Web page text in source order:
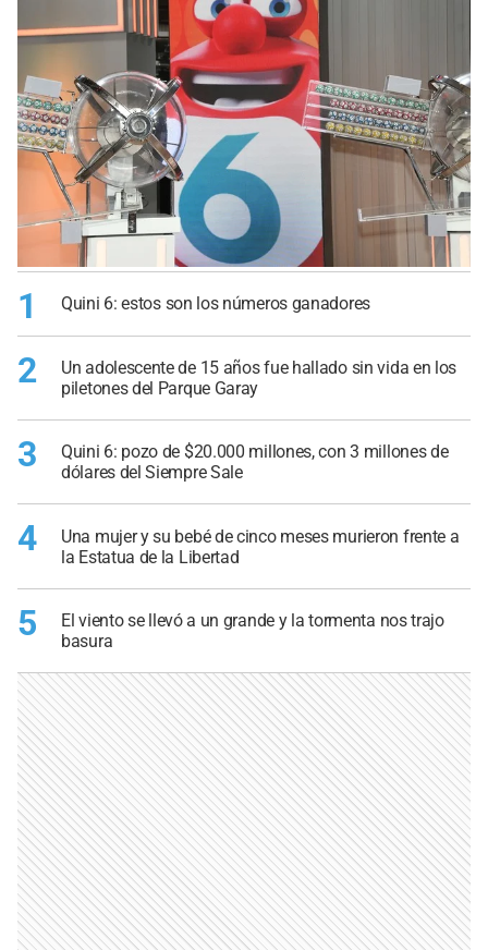
1 Quini 6: estos son los números ganadores
2
Un adolescente de 15 años fue hallado sin vida en los
piletones del Parque Garay
3
Quini 6: pozo de $20.000 millones, con 3 millones de
dólares del Siempre Sale
4
Una mujer y su bebé de cinco meses murieron frente a
la Estatua de la Libertad
5
El viento se llevó a un grande y la tormenta nos trajo
basura